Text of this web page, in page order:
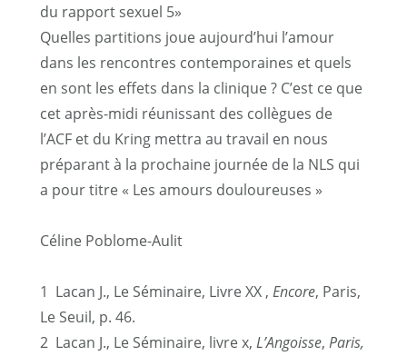
du rapport sexuel 5»
Quelles partitions joue aujourd’hui l’amour
dans les rencontres contemporaines et quels
en sont les effets dans la clinique ? C’est ce que
cet après-midi réunissant des collègues de
l’ACF et du Kring mettra au travail en nous
préparant à la prochaine journée de la NLS qui
a pour titre « Les amours douloureuses »
Céline Poblome-Aulit
1 Lacan J., Le Séminaire, Livre XX , Encore, Paris,
Le Seuil, p. 46.
2 Lacan J., Le Séminaire, livre x, L’Angoisse, Paris,